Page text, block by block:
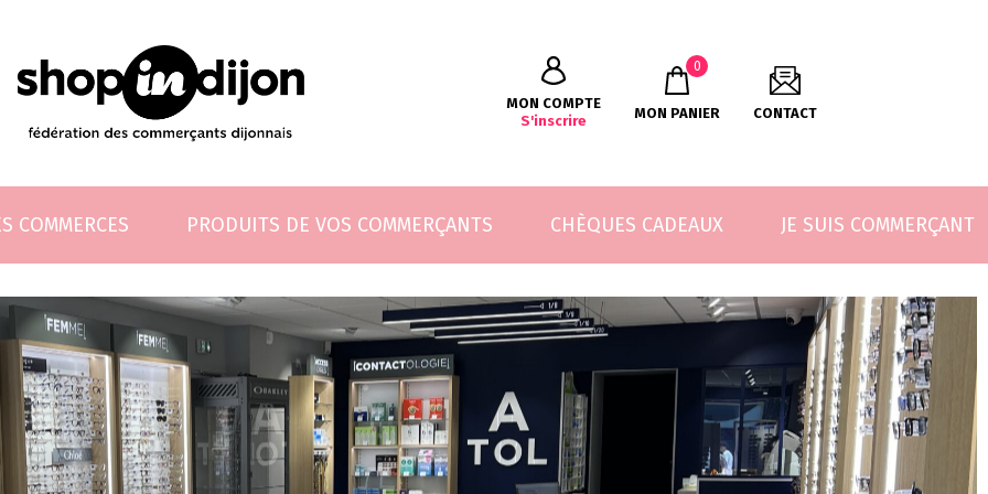
MON COMPTE
S'inscrire
0
MON PANIER CONTACT
COMMERCES PRODUITS DE VOS COMMERÇANTS CHÈQUES CADEAUX JE SUIS COMMERÇANT